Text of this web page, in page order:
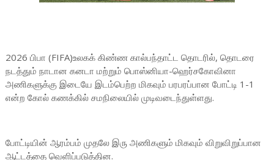
2026 பிபா (FIFA)உலகக் கிண்ண கால்பந்தாட்ட தொடரில், தொடரை
நடத்தும் நாடான கனடா மற்றும் பொஸ்னியா-ஹெர்சகோவினா
அணிகளுக்கு இடையே இடம்பெற்ற மிகவும் பரபரப்பான போட்டி 1-1
என்ற கோல் கணக்கில் சமநிலையில் முடிவடைந்துள்ளது.
போட்டியின் ஆரம்பம் முதலே இரு அணிகளும் மிகவும் விறுவிறுப்பான
ஆட்டத்தை வெளிப்படுத்தின.